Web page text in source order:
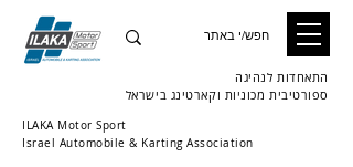
התאחדות לנהיגה
ספורטיבית מכוניות וקארטינג בישראל
ILAKA Motor Sport
Israel Automobile & Karting Association